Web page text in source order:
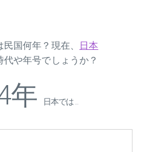
国何年？現在、
日本
や年号でしょうか？
年 日本では ...